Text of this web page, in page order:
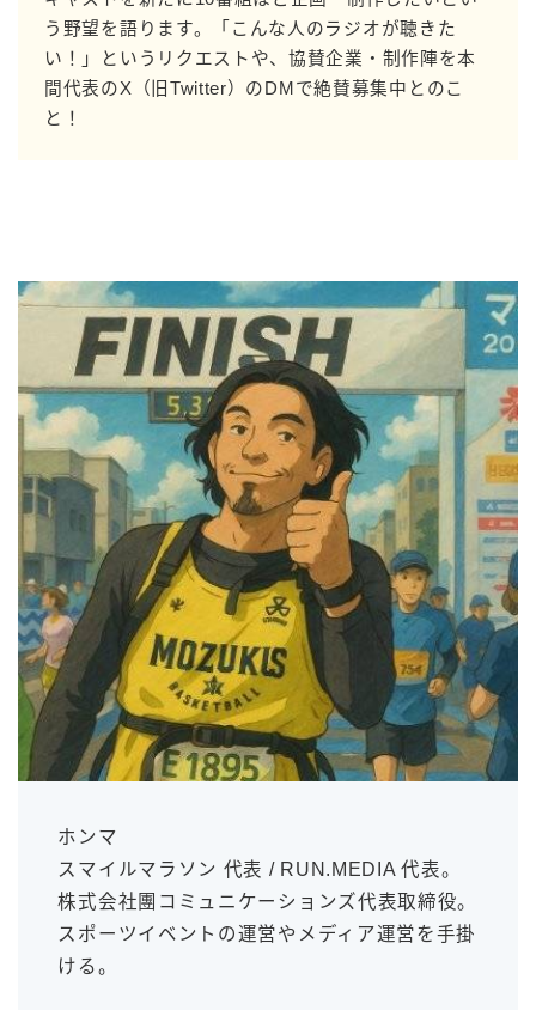
う野望を語ります。「こんな人のラジオが聴きた
い！」というリクエストや、協賛企業・制作陣を本
間代表のX（旧Twitter）のDMで絶賛募集中とのこ
と！
ホンマ
スマイルマラソン 代表 / RUN.MEDIA 代表。
株式会社團コミュニケーションズ代表取締役。
スポーツイベントの運営やメディア運営を手掛
ける。